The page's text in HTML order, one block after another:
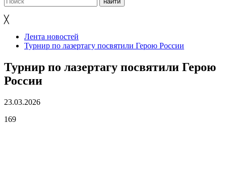
╳
Лента новостей
Турнир по лазертагу посвятили Герою России
Турнир по лазертагу посвятили Герою
России
23.03.2026
169